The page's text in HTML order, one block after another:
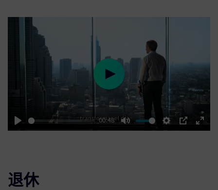
Play
00:48
Mute Settings
PIP
Enter
Play
退休